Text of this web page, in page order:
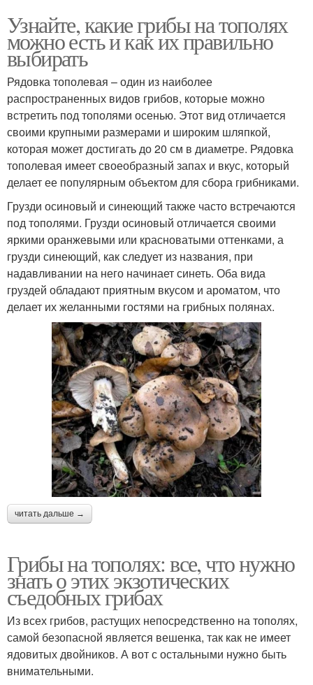
Узнайте, какие грибы на тополях
можно есть и как их правильно
выбирать
Рядовка тополевая – один из наиболее
распространенных видов грибов, которые можно
встретить под тополями осенью. Этот вид отличается
своими крупными размерами и широким шляпкой,
которая может достигать до 20 см в диаметре. Рядовка
тополевая имеет своеобразный запах и вкус, который
делает ее популярным объектом для сбора грибниками.
Грузди осиновый и синеющий также часто встречаются
под тополями. Грузди осиновый отличается своими
яркими оранжевыми или красноватыми оттенками, а
грузди синеющий, как следует из названия, при
надавливании на него начинает синеть. Оба вида
груздей обладают приятным вкусом и ароматом, что
делает их желанными гостями на грибных полянах.
читать дальше →
Грибы на тополях: все, что нужно
знать о этих экзотических
съедобных грибах
Из всех грибов, растущих непосредственно на тополях,
самой безопасной является вешенка, так как не имеет
ядовитых двойников. А вот с остальными нужно быть
внимательными.